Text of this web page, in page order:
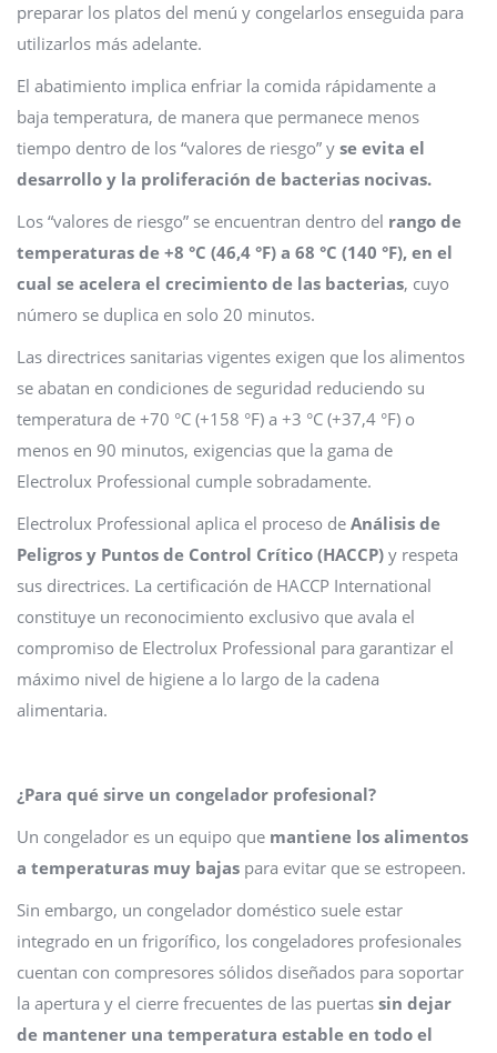
preparar los platos del menú y congelarlos enseguida para
utilizarlos más adelante.
El abatimiento implica enfriar la comida rápidamente a
baja temperatura, de manera que permanece menos
tiempo dentro de los “valores de riesgo” y se evita el
desarrollo y la proliferación de bacterias nocivas.
Los “valores de riesgo” se encuentran dentro del rango de
temperaturas de +8 °C (46,4 °F) a 68 °C (140 °F), en el
cual se acelera el crecimiento de las bacterias, cuyo
número se duplica en solo 20 minutos.
Las directrices sanitarias vigentes exigen que los alimentos
se abatan en condiciones de seguridad reduciendo su
temperatura de +70 °C (+158 °F) a +3 °C (+37,4 °F) o
menos en 90 minutos, exigencias que la gama de
Electrolux Professional cumple sobradamente.
Electrolux Professional aplica el proceso de Análisis de
Peligros y Puntos de Control Crítico (HACCP) y respeta
sus directrices. La certificación de HACCP International
constituye un reconocimiento exclusivo que avala el
compromiso de Electrolux Professional para garantizar el
máximo nivel de higiene a lo largo de la cadena
alimentaria.
¿Para qué sirve un congelador profesional?
Un congelador es un equipo que mantiene los alimentos
a temperaturas muy bajas para evitar que se estropeen.
Sin embargo, un congelador doméstico suele estar
integrado en un frigorífico, los congeladores profesionales
cuentan con compresores sólidos diseñados para soportar
la apertura y el cierre frecuentes de las puertas sin dejar
de mantener una temperatura estable en todo el